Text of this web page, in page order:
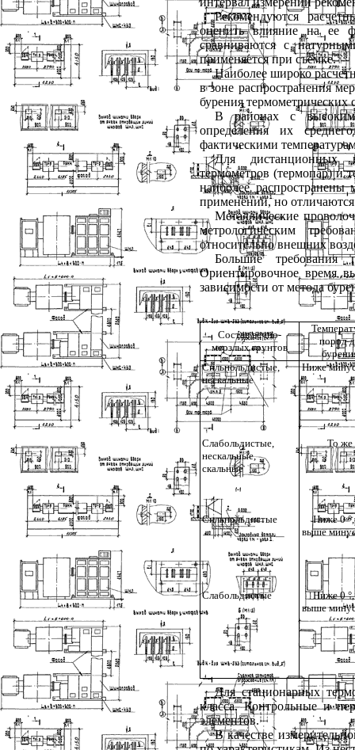
Рекомендуются
оценить влияние на ее
сравниваются с
применяется при съемке.
Наиболее широко
в зоне распространения
бурения термометрических
В районах с
определения их
фактическими
Для дистанционных
термометров (термопар) и
наиболее распространены
применении, но
Металлические
метрологическим
относительно внешних
Большие требования
Ориентировочное время
зависимости от метода
Состав вечно-
мерзлых грунтов
пород
Сильнольдистые,
нескальные
Ниже
Слабольдистые,
нескальные,
скальные
То же
Сильнольдистые Ниже 0°
выше
Слабольдистые Ниже 0°
выше
Для стационарных
класса. Контрольные и
элементов.
В качестве